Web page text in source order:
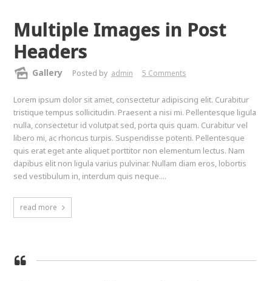
Multiple Images in Post
Headers
Gallery Posted by admin 5 Comments
Lorem ipsum dolor sit amet, consectetur adipiscing elit. Curabitur
tristique tempus sollicitudin. Praesent a nisi mi. Pellentesque ligula
nulla, consectetur id volutpat sed, porta quis quam. Curabitur vel
libero mi, ac rhoncus turpis. Suspendisse potenti. Pellentesque
quis erat eget ante aliquet porttitor non elementum lectus. Nam
dapibus elit non ligula varius pulvinar. Nullam diam eros, lobortis
sed vestibulum in, interdum quis neque....
read more